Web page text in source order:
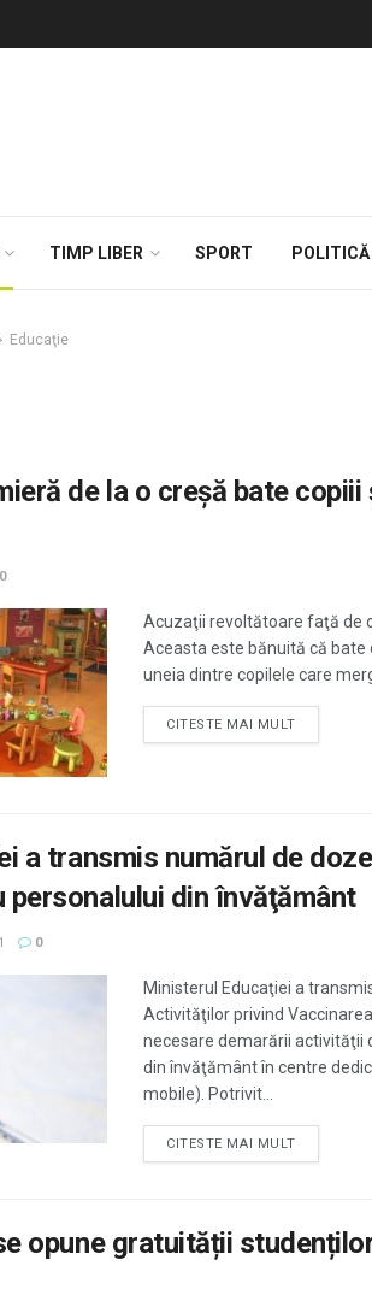
TIMP LIBER SPORT POLITICĂ
Educaţie
de la o creşă bate
0
Acuzaţii revoltătoare faţă de
Aceasta este bănuită că bate
uneia dintre copilele care
CITESTE MAI MULT
a transmis numărul de
personalului din învăţământ
0
Ministerul Educaţiei a
Activităţilor privind
necesare demarării activităţii
din învăţământ în centre
mobile). Potrivit...
CITESTE MAI MULT
opune gratuității